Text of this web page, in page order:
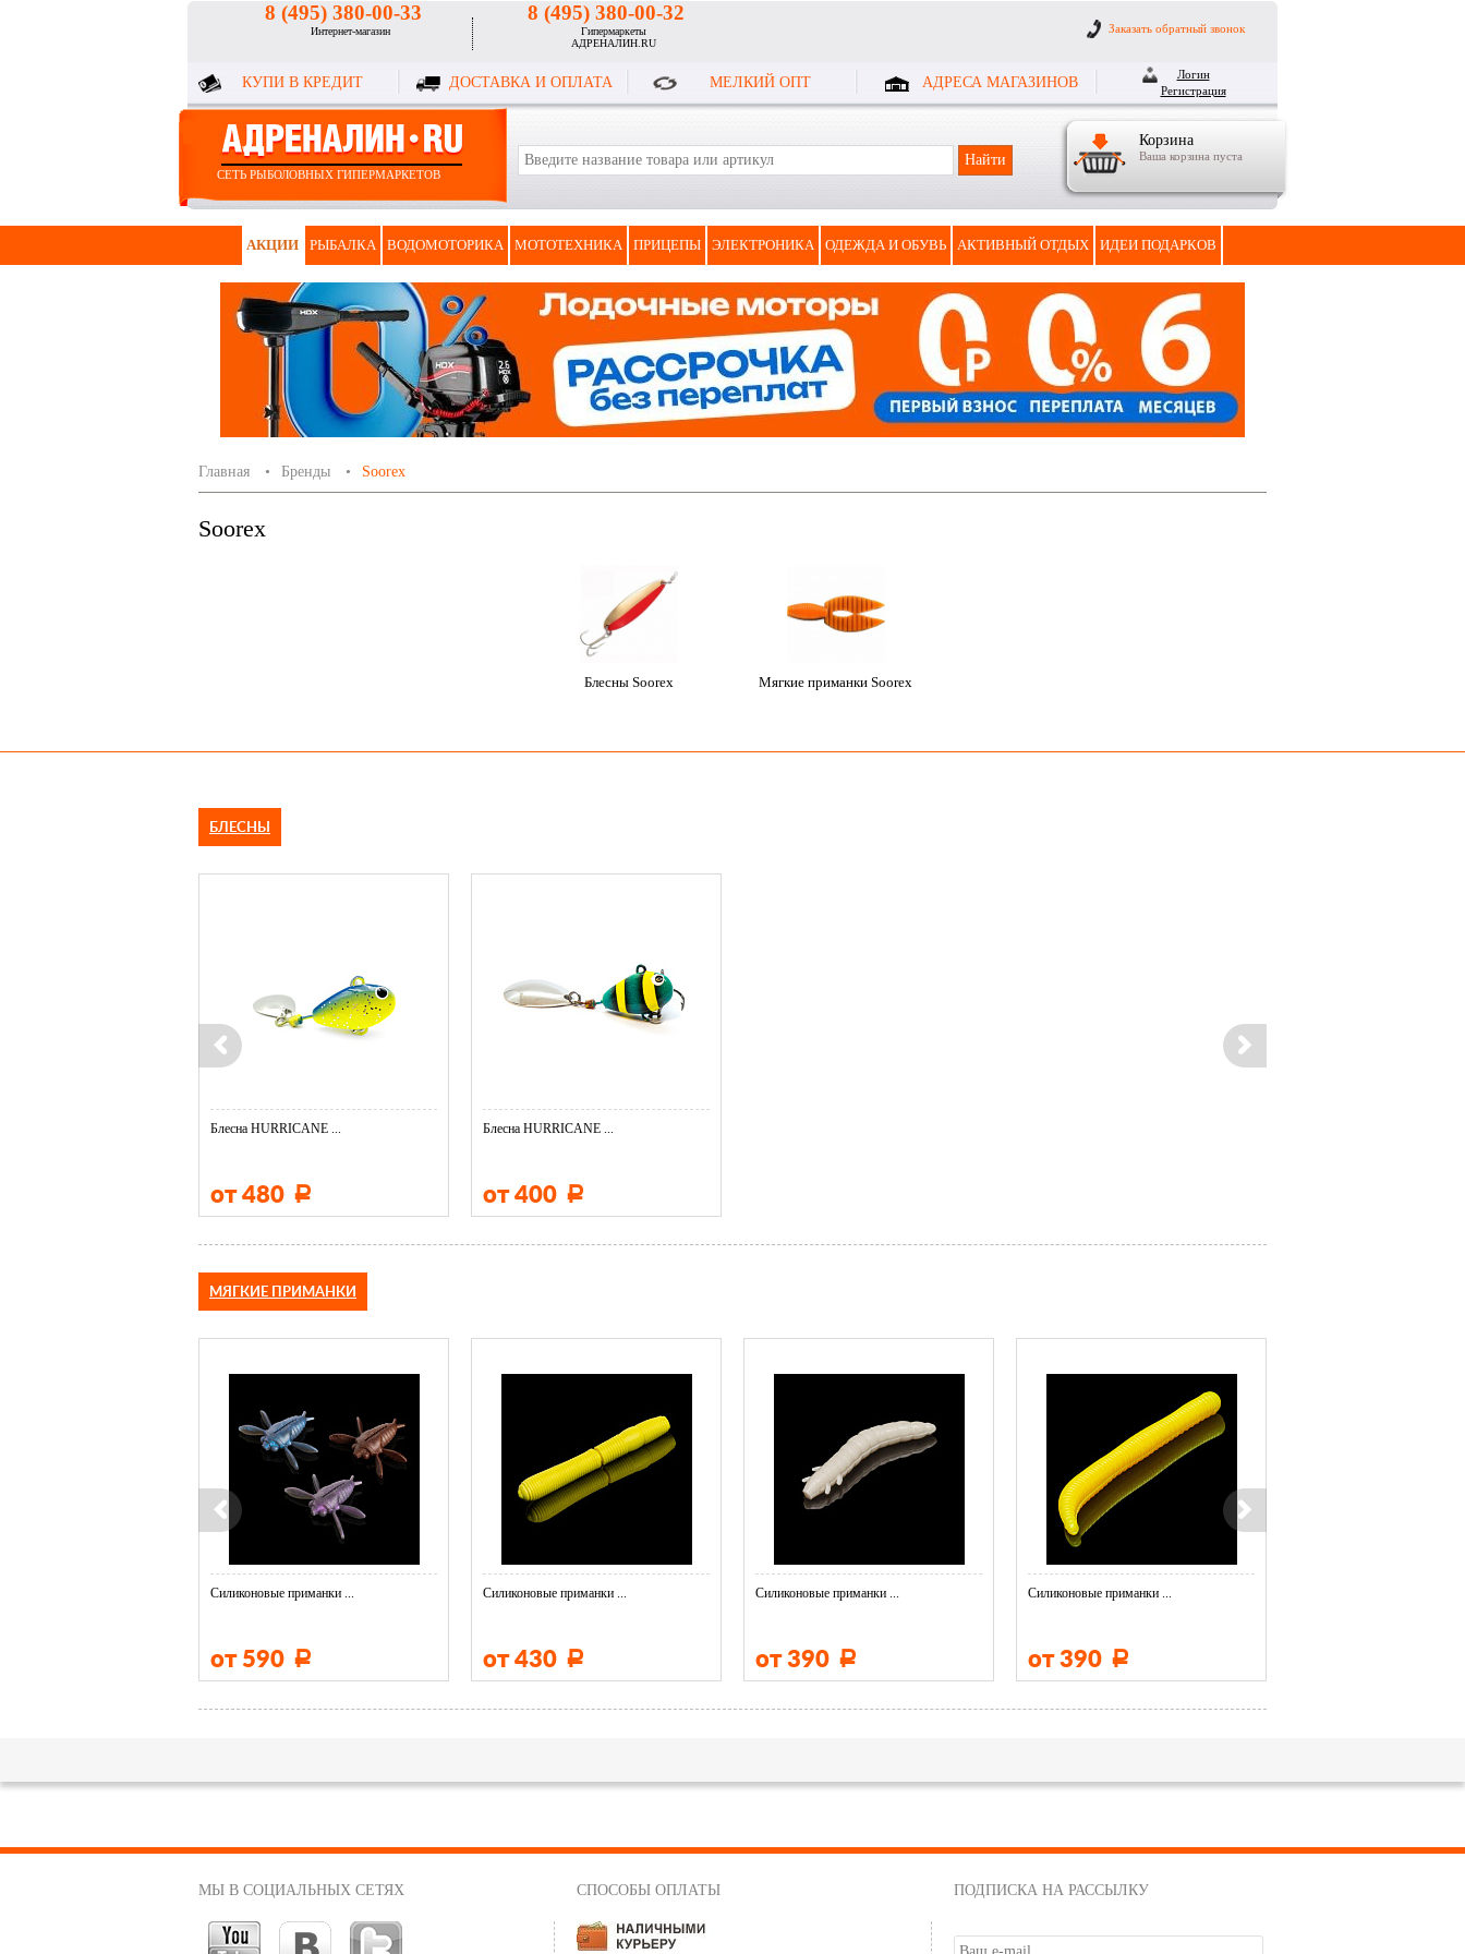
8 (495) 380-00-33
Интернет-магазин
8 (495) 380-00-32
Гипермаркеты
АДРЕНАЛИН.RU
Заказать обратный звонок
КУПИ В КРЕДИТ ДОСТАВКА И ОПЛАТА МЕЛКИЙ ОПТ АДРЕСА МАГАЗИНОВ
Логин
Регистрация
Корзина
Ваша корзина пуста
СЕТЬ РЫБОЛОВНЫХ ГИПЕРМАРКЕТОВ
АКЦИИ РЫБАЛКА ВОДОМОТОРИКА МОТОТЕХНИКА ПРИЦЕПЫ ЭЛЕКТРОНИКА ОДЕЖДА И ОБУВЬ АКТИВНЫЙ ОТДЫХ ИДЕИ ПОДАРКОВ
Главная Бренды Soorex
Soorex
Блесны Soorex Мягкие приманки Soorex
БЛЕСНЫ
Блесна HURRICANE ...
от 480 Р
Блесна HURRICANE ...
от 400 Р
МЯГКИЕ ПРИМАНКИ
Силиконовые приманки ...
от 590 Р
Силиконовые приманки ...
от 430 Р
Силиконовые приманки ...
от 390 Р
Силиконовые приманки ...
от 390 Р
МЫ В СОЦИАЛЬНЫХ СЕТЯХ СПОСОБЫ ОПЛАТЫ ПОДПИСКА НА РАССЫЛКУ